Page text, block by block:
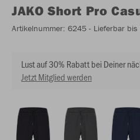
JAKO Short Pro
Artikelnummer: 6245 - Lieferbar
Lust auf 30% Rabatt bei Deiner
Jetzt Mitglied werden